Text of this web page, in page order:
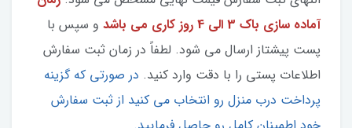
آماده سازی باک 3 الی 4 روز کاری می باشد
و سپس با
پست پیشتاز ارسال می شود. لطفاً در زمان ثبت سفارش
اطلاعات پستی را با دقت وارد کنید. در صورتی که گزینه
پرداخت درب منزل رو انتخاب می کنید از ثبت سفارش